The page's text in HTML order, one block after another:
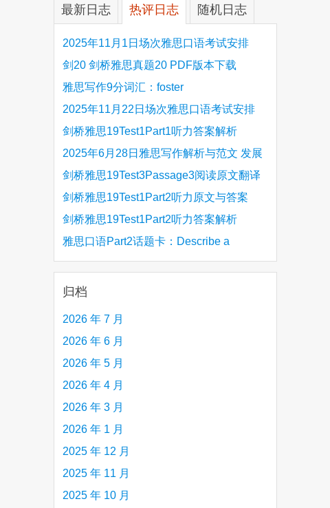
最新日志 热评日志 随机日志
2025年11月1日场次雅思口语考试安排
剑20 剑桥雅思真题20 PDF版本下载
雅思写作9分词汇：foster
2025年11月22日场次雅思口语考试安排
剑桥雅思19Test1Part1听力答案解析
Hinchingbrooke Country Park
2025年6月28日雅思写作解析与范文 发展
旅游业 手把手带你写高分范文
剑桥雅思19Test3Passage3阅读原文翻译
Is the era of artificial speech translation
upon us 人工智能语言翻译
剑桥雅思19Test1Part2听力原文与答案
Stanthorpe Twinning Association
剑桥雅思19Test1Part2听力答案解析
Stanthorpe Twinning Association
雅思口语Part2话题卡：Describe a
creative person (e.g. an artist, a musician,
etc.) you admire 钦佩的有创造力的人
归档
2026 年 7 月
2026 年 6 月
2026 年 5 月
2026 年 4 月
2026 年 3 月
2026 年 1 月
2025 年 12 月
2025 年 11 月
2025 年 10 月